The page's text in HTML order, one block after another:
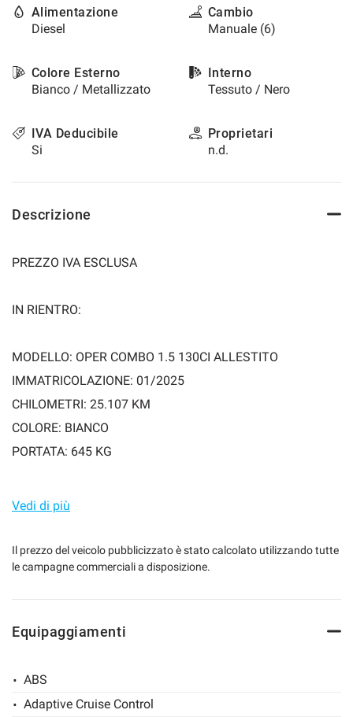
Alimentazione
Diesel
Cambio
Manuale (6)
Colore Esterno
Bianco / Metallizzato
Interno
Tessuto / Nero
IVA Deducibile
Si
Proprietari
n.d.
Descrizione
PREZZO IVA ESCLUSA
IN RIENTRO:
MODELLO: OPER COMBO 1.5 130CI ALLESTITO
IMMATRICOLAZIONE: 01/2025
CHILOMETRI: 25.107 KM
COLORE: BIANCO
PORTATA: 645 KG
Garanzia 24 mesi
DETTAGLIO INTERVENTI MANUTENZIONE
11/11/2025 Sostituzione Pneumatici 1.724
Vedi di più
Il prezzo del veicolo pubblicizzato è stato calcolato utilizzando tutte
le campagne commerciali a disposizione.
Equipaggiamenti
ABS
Adaptive Cruise Control
questi
strumenti
si
rimanda
cookie
policy.
Puoi
le
in
Cookie analitici
la
cookie
policy